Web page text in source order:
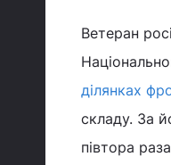
Ветеран
ділянках
складу. За
півтора